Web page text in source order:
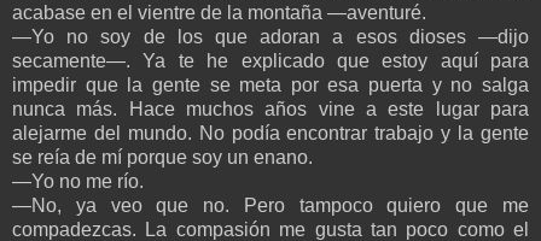
acabase en el vientre de la montaña —aventuré.
—Yo no soy de los que adoran a esos dioses —dijo
secamente—. Ya te he explicado que estoy aquí para
impedir que la gente se meta por esa puerta y no salga
nunca más. Hace muchos años vine a este lugar para
alejarme del mundo. No podía encontrar trabajo y la gente
se reía de mí porque soy un enano.
—Yo no me río.
—No, ya veo que no. Pero tampoco quiero que me
compadezcas. La compasión me gusta tan poco como el